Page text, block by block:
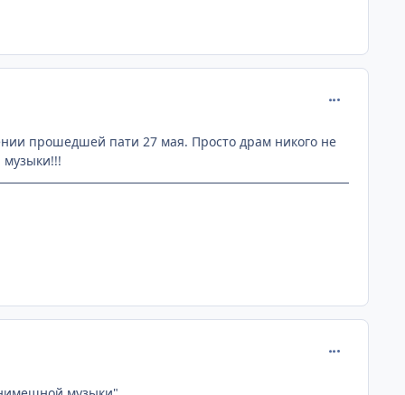
прошедшей пати 27 мая. Просто драм никого не
музыки!!!